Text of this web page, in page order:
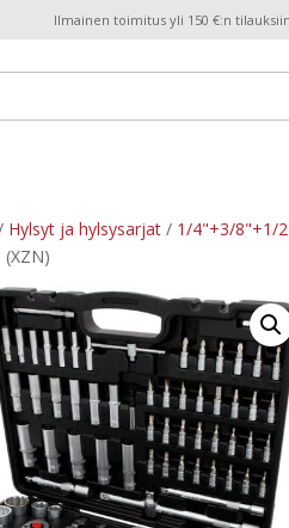
Ilmainen toimitus yli 150 €:n
Hylsyt ja hylsysarjat/ 1/4"+3/8"+1/
(XZN)